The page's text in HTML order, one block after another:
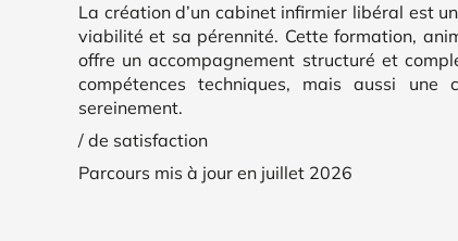
La création d’un cabinet infirmier libéral est
viabilité et sa pérennité. Cette formation,
offre un accompagnement structuré et
compétences techniques, mais aussi
sereinement.
/ de satisfaction
Parcours mis à jour en juillet 2026